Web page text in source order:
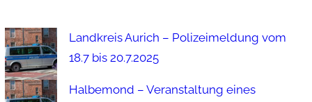
Landkreis Aurich – Polizeimeldung vom
18.7 bis 20.7.2025
Halbemond – Veranstaltung eines